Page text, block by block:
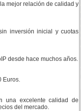
mejor relación de calidad y
inversión inicial y cuotas
desde hace muchos años.
Euros.
una excelente calidad de
del mercado.